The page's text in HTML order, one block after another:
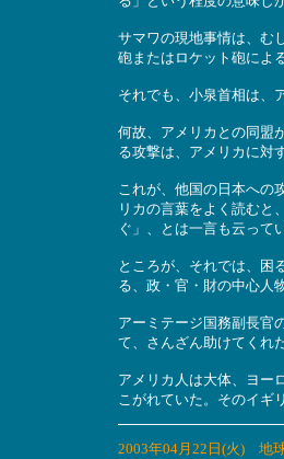
サマワの現地事情は、む
砲またはロケット砲によ
それでも、小泉首相は、
何故、アメリカとの同盟
る攻撃は、アメリカに対
これが、他国の日本への
リカの言葉をよく読むと
ぐ」、とは一言も云って
ところが、それでは、困
る、政・官・財の中心人
アーミテージ国務副長官
て、さんざん助けてくれ
アメリカ人は大体、ヨー
こがれていた。そのイギ
2003年04月22日(火) 地